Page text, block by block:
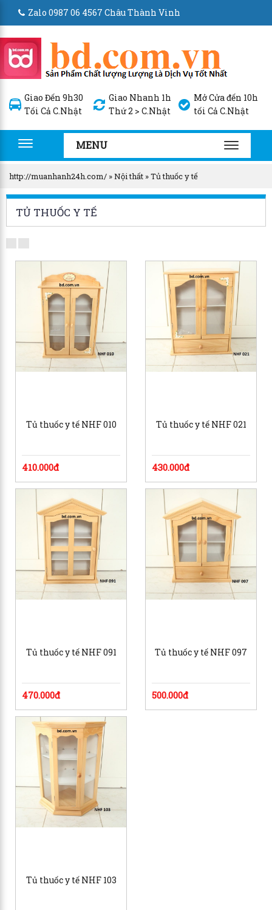
Zalo 0987 06 4567 Châu Thành Vinh
Giao Đến 9h30
Tối Cả C.Nhật
Giao Nhanh 1h
Thứ 2 > C.Nhật
Mở Cửa đến 10h
tối Cả C.Nhật
Toggle
navigation
MENU
TOGGLE
http://muanhanh24h.com/ »Nội thất »Tủ thuốc y tế
TỦ THUỐC Y TẾ
Tủ thuốc y tế NHF 010
410.000đ
Tủ thuốc y tế NHF 021
430.000đ
Tủ thuốc y tế NHF 091
470.000đ
Tủ thuốc y tế NHF 097
500.000đ
Tủ thuốc y tế NHF 103